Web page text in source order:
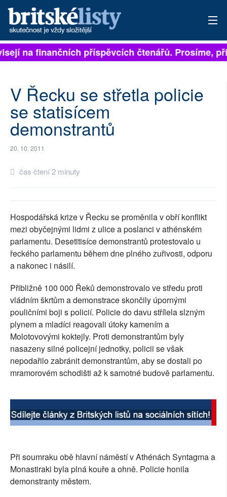
PŘIHLÁSIT
ARCHIV
ROZHOVORY
TÉMATA
NEJČTENĚJŠÍ ZA 7 DNÍ
PŘÍSPĚVKY NA PROVOZ
SOCIÁLNÍ SÍTĚ
RUBRIKY
PLNÁ VERZE STRÁNEK
na finančních příspěvcích čtenářů. Prosíme,
V Řecku se střetla policie
se statisícem
demonstrantů
20. 10. 2011
čas čtení 2 minuty
Hospodářská krize v Řecku se proměnila v obří konflikt
mezi obyčejnými lidmi z ulice a poslanci v athénském
parlamentu. Desetitisíce demonstrantů protestovalo u
řeckého parlamentu během dne plného zuřivosti, odporu
a nakonec i násilí.
Přibližně 100 000 Řeků demonstrovalo ve středu proti
vládním škrtům a demonstrace skončily úpornými
pouličními boji s policií. Policie do davu střílela slzným
plynem a mladíci reagovali útoky kamením a
Molotovovými koktejly. Proti demonstrantům byly
nasazeny silné policejní jednotky, policii se však
nepodařilo zabránit demonstrantům, aby se dostali po
mramorovém schodišti až k samotné budově parlamentu.
Při soumraku obě hlavní náměstí v Athénách Syntagma a
Monastiraki byla plná kouře a ohně. Policie honila
demonstranty městem.